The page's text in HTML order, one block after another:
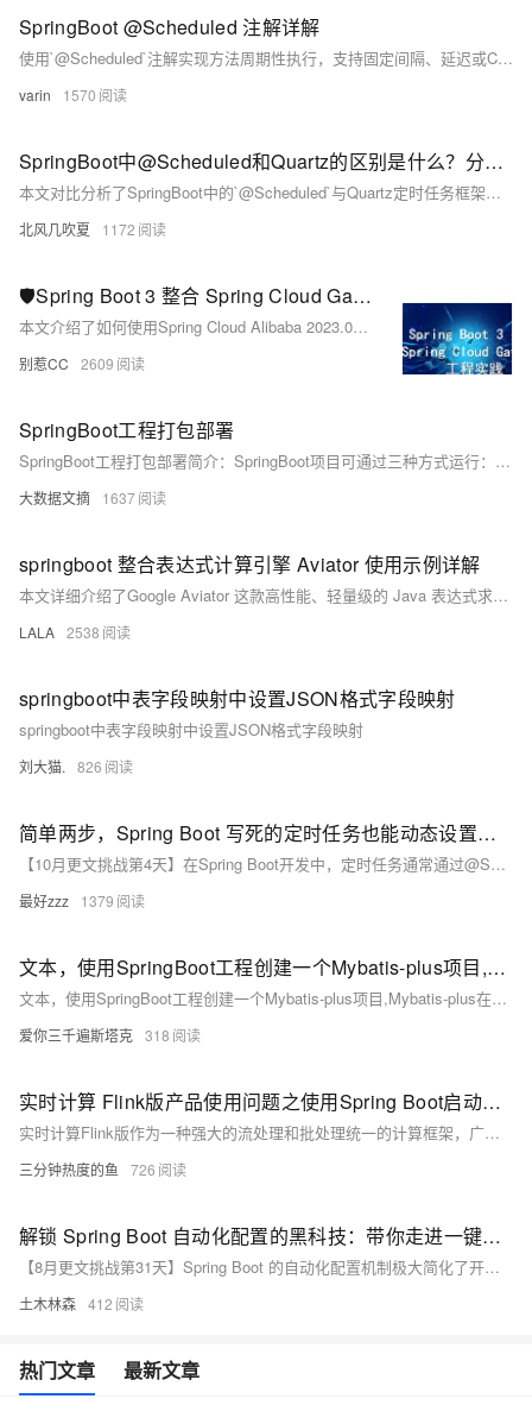
SpringBoot @Scheduled 注解详解
使用`@Scheduled`注解实现方法周期性执行，支持固定间隔、延迟或Cron表达式触发，基于Spring Task，适用于日志清理、数据同步等定时任务场景。需启用`@EnableScheduling`，注意线程阻塞与分布式重复问题，推荐结合`@Async`异步处理，提升任务调度效率。
varin 1570
SpringBoot中@Scheduled和Quartz的区别是什么？分布式定时任务框架选型实战
本文对比分析了SpringBoot中的`@Scheduled`与Quartz定时任务框架。`@Scheduled`轻量易用，适合单机简单场景，但存在多实例重复执行、无持久化等缺陷；Quartz功能强大，支持分布式调度、任务持久化、动态调整和失败重试，适用于复杂企业级需求。文章通过特性对比、代码示例及常见问题解答，帮助开发者理解两者差异，合理选择方案。记住口诀：单机简单用注解，多节点上Quartz；若是任务要可靠，持久化配置不能少。
北风几吹夏 1172
🛡️Spring Boot 3 整合 Spring Cloud Gateway 工程实践
本文介绍了如何使用Spring Cloud Alibaba 2023.0.0.0技术栈构建微服务网关，以应对微服务架构中流量治理与安全管控的复杂性。通过一个包含鉴权服务、文件服务和主服务的项目，详细讲解了网关的整合与功能开发。首先，通过统一路由配置，将所有请求集中到网关进行管理；其次，实现了限流防刷功能，防止恶意刷接口；最后，添加了登录鉴权机制，确保用户身份验证。整个过程结合Nacos注册中心，确保服务注册与配置管理的高效性。通过这些实践，帮助开发者更好地理解和应用微服务网关。
别惹CC 2609
SpringBoot工程打包部署
SpringBoot工程打包部署简介：SpringBoot项目可通过三种方式运行：可执行Jar包、可执行War包和标准War包。其中，可执行Jar/War包可独立运行，标准War包需部署在Tomcat中。具体步骤包括：1. 修改pom.xml添加构建依赖；2. 执行`mvn clean package`命令打包；3. 运行生成的Jar/War包（如`java -jar xxx.jar`）。对于标准War包，还需修改启动类并配置Tomcat依赖。
大数据文摘 1637
springboot 整合表达式计算引擎 Aviator 使用示例详解
本文详细介绍了Google Aviator 这款高性能、轻量级的 Java 表达式求值引擎
LALA 2538
springboot中表字段映射中设置JSON格式字段映射
springboot中表字段映射中设置JSON格式字段映射
刘大猫. 826
简单两步，Spring Boot 写死的定时任务也能动态设置：技术干货分享
【10月更文挑战第4天】在Spring Boot开发中，定时任务通常通过@Scheduled注解来实现，这种方式简单直接，但存在一个显著的限制：任务的执行时间或频率在编译时就已经确定，无法在运行时动态调整。然而，在实际工作中，我们往往需要根据业务需求或外部条件的变化来动态调整定时任务的执行计划。本文将分享一个简单两步的解决方案，让你的Spring Boot应用中的定时任务也能动态设置，从而满足更灵活的业务需求。
最好zzz 1379
文本，使用SpringBoot工程创建一个Mybatis-plus项目,Mybatis-plus在编写数据层接口，用extends BaseMapper＜User＞继承实体类
文本，使用SpringBoot工程创建一个Mybatis-plus项目,Mybatis-plus在编写数据层接口，用extends BaseMapper＜User＞继承实体类
爱你三千遍斯塔克 318
实时计算 Flink版产品使用问题之使用Spring Boot启动Flink处理任务时，使用Spring Boot的@Scheduled注解进行定时任务调度，出现内存占用过高，该怎么办
实时计算Flink版作为一种强大的流处理和批处理统一的计算框架，广泛应用于各种需要实时数据处理和分析的场景。实时计算Flink版通常结合SQL接口、DataStream API、以及与上下游数据源和存储系统的丰富连接器，提供了一套全面的解决方案，以应对各种实时计算需求。其低延迟、高吞吐、容错性强的特点，使其成为众多企业和组织实时数据处理首选的技术平台。以下是实时计算Flink版的一些典型使用合集。
三分钟热度的鱼 726
解锁 Spring Boot 自动化配置的黑科技：带你走进一键配置的高效开发新时代，再也不怕繁琐设置！
【8月更文挑战第31天】Spring Boot 的自动化配置机制极大简化了开发流程，使开发者能专注业务逻辑。通过 `@SpringBootApplication` 注解组合，特别是 `@EnableAutoConfiguration`，Spring Boot 可自动激活所需配置。例如，添加 JPA 依赖后，只需在 `application.properties` 配置数据库信息，即可自动完成 JPA 和数据源设置。这一机制基于多种条件注解（如 `@ConditionalOnClass`）实现智能配置。深入理解该机制有助于提升开发效率并更好地解决问题。
土木林森 412
热门文章 最新文章